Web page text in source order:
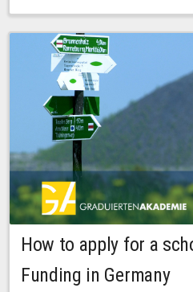
Bachstraße 18k - SR 102
How to apply for a
Funding in Germany